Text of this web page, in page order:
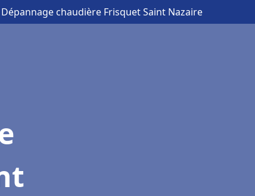
chaudière Frisquet Saint Nazaire